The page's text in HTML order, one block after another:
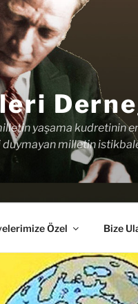
yaşama kudretinin
milletin
Özel Bize